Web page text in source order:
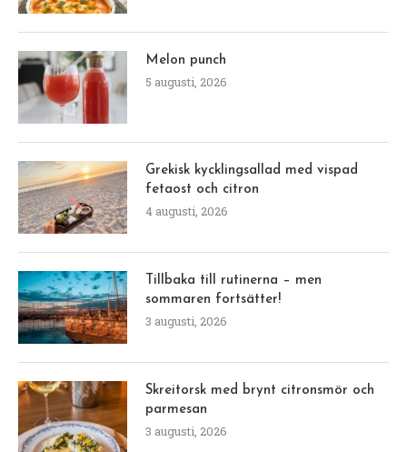
Melon punch
5 augusti, 2026
Grekisk kycklingsallad med vispad
fetaost och citron
4 augusti, 2026
Tillbaka till rutinerna – men
sommaren fortsätter!
3 augusti, 2026
Skreitorsk med brynt citronsmör och
parmesan
3 augusti, 2026